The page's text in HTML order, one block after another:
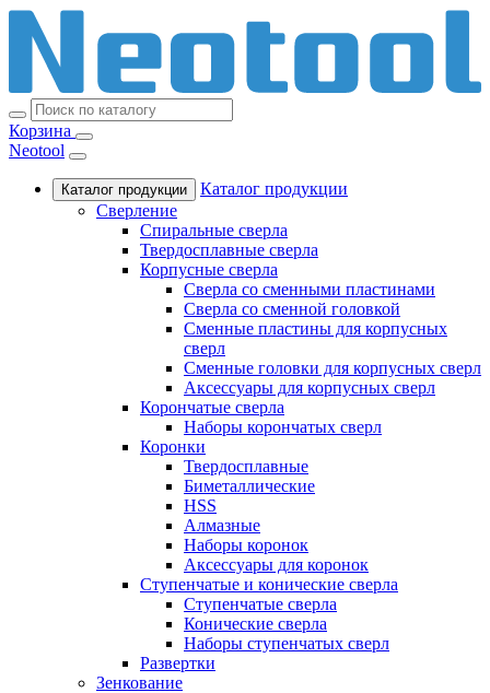
Корзина
Neotool
Каталог продукции
Каталог продукции
Сверление
Спиральные сверла
Твердосплавные сверла
Корпусные сверла
Сверла со сменными пластинами
Сверла со сменной головкой
Сменные пластины для корпусных
сверл
Сменные головки для корпусных сверл
Аксессуары для корпусных сверл
Корончатые сверла
Наборы корончатых сверл
Коронки
Твердосплавные
Биметаллические
HSS
Алмазные
Наборы коронок
Аксессуары для коронок
Ступенчатые и конические сверла
Ступенчатые сверла
Конические сверла
Наборы ступенчатых сверл
Развертки
Зенкование